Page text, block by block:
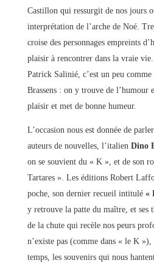
Castillon qui ressurgit de nos jours
interprétation de l’arche de Noé.
croise des personnages empreints
plaisir à rencontrer dans la vraie
Patrick Salinié, c’est un peu comme
Brassens : on y trouve de l’humour
plaisir et met de bonne humeur.
L’occasion nous est donnée de
auteurs de nouvelles, l’italien Dino
on se souvient du « K », et de son
Tartares ». Les éditions Robert
poche, son dernier recueil intitulé «
y retrouve la patte du maître, et ses
de la chute qui recèle nos peurs
n’existe pas (comme dans « le K
temps, les souvenirs qui nous